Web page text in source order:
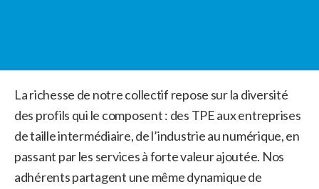
La richesse de notre collectif repose sur la diversité
des profils qui le composent : des TPE aux entreprises
de taille intermédiaire, de l’industrie au numérique, en
passant par les services à forte valeur ajoutée. Nos
adhérents partagent une même dynamique de